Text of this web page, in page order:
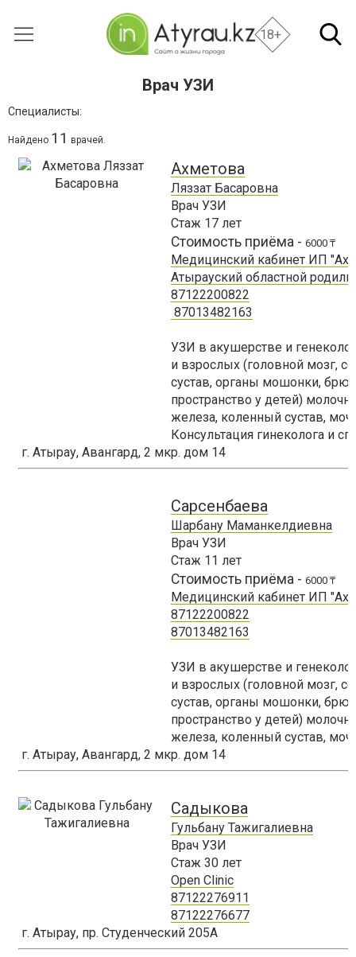
18+
Врач УЗИ
Специалисты:
Найдено 11 врачей.
Ахметова
Ляззат Басаровна
Врач УЗИ
Стаж 17 лет
Стоимость приёма -6000 ₸
Медицинский кабинет ИП
Атырауский областной
87122200822
87013482163
УЗИ в акушерстве и
и взрослых (головной мозг,
сустав, органы мошонки,
пространство у детей)
железа, коленный сустав,
Консультация гинеколога и
г. Атырау, Авангард, 2 мкр. дом 14
Сарсенбаева
Шарбану Маманкелдиевна
Врач УЗИ
Стаж 11 лет
Стоимость приёма -6000 ₸
Медицинский кабинет ИП
87122200822
87013482163
УЗИ в акушерстве и
и взрослых (головной мозг,
сустав, органы мошонки,
пространство у детей)
железа, коленный сустав,
г. Атырау, Авангард, 2 мкр. дом 14
Садыкова
Гульбану Тажигалиевна
Врач УЗИ
Стаж30 лет
Open Clinic
87122276911
87122276677
г. Атырау, пр. Студенческий 205А